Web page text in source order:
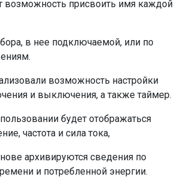
возможность присвоить имя каждой
в нее подключаемой, или по
возможность настройки
и выключения, а также таймер.
будет отображаться
частота и сила тока,
архивируются сведения по
и потребленной энергии.